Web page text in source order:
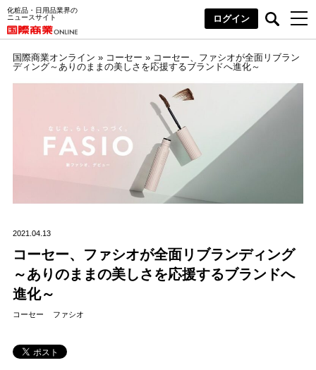
化粧品・日用品業界の
ニュースサイト
ログイン
国際商業オンライン » コーセー » コーセー、ファシオが全面リブラン
ディング～ありのままの美しさを応援するブランドへ進化～
2021.04.13
コーセー、ファシオが全面リブランディング
～ありのままの美しさを応援するブランドへ
進化～
コーセー ファシオ